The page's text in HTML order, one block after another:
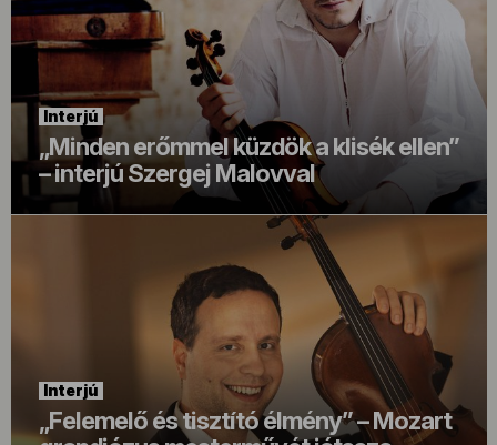
Interjú
„Minden erőmmel küzdök a klisék ellen”
– interjú Szergej Malovval
Interjú
„Felemelő és tisztító élmény” – Mozart